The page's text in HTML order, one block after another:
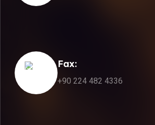
Fax:
+90 224 482 4336